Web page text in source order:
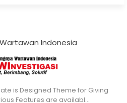
Indonesia
is Designed Theme for Giving
Features are availabl…